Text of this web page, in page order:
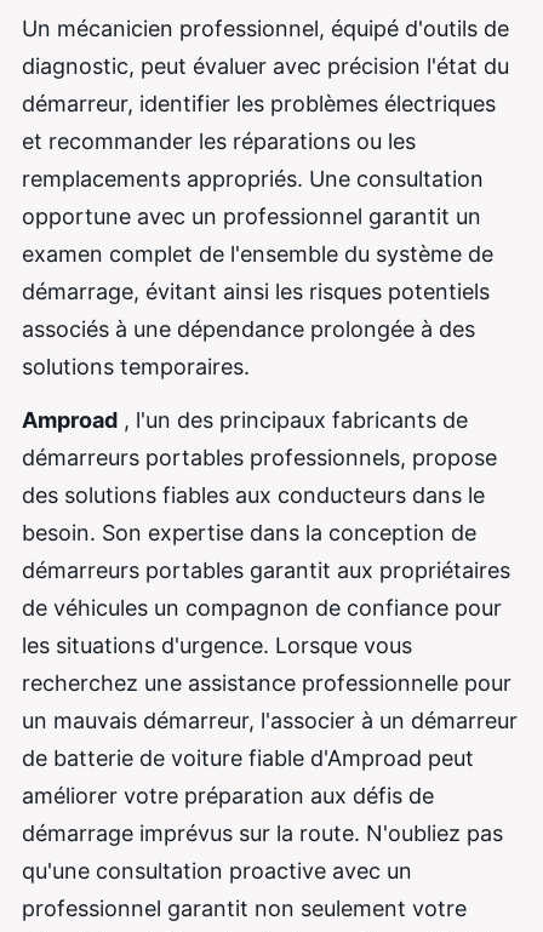
Un mécanicien professionnel, équipé d'outils de
diagnostic, peut évaluer avec précision l'état du
démarreur, identifier les problèmes électriques
et recommander les réparations ou les
remplacements appropriés. Une consultation
opportune avec un professionnel garantit un
examen complet de l'ensemble du système de
démarrage, évitant ainsi les risques potentiels
associés à une dépendance prolongée à des
solutions temporaires.
Amproad , l'un des principaux fabricants de
démarreurs portables professionnels, propose
des solutions fiables aux conducteurs dans le
besoin. Son expertise dans la conception de
démarreurs portables garantit aux propriétaires
de véhicules un compagnon de confiance pour
les situations d'urgence. Lorsque vous
recherchez une assistance professionnelle pour
un mauvais démarreur, l'associer à un démarreur
de batterie de voiture fiable d'Amproad peut
améliorer votre préparation aux défis de
démarrage imprévus sur la route. N'oubliez pas
qu'une consultation proactive avec un
professionnel garantit non seulement votre